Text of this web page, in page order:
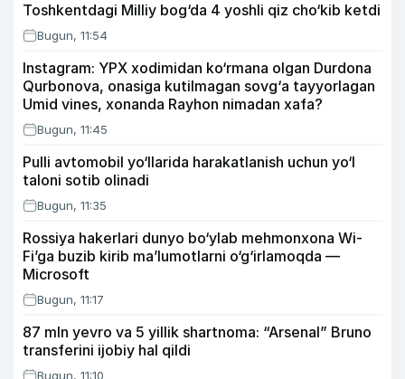
Toshkentdagi Milliy bog‘da 4 yoshli qiz cho‘kib ketdi
Bugun, 11:54
Instagram: YPX xodimidan ko‘rmana olgan Durdona
Qurbonova, onasiga kutilmagan sovg‘a tayyorlagan
Umid vines, xonanda Rayhon nimadan xafa?
Bugun, 11:45
Pulli avtomobil yo‘llarida harakatlanish uchun yo‘l
taloni sotib olinadi
Bugun, 11:35
Rossiya hakerlari dunyo bo‘ylab mehmonxona Wi-
Fi’ga buzib kirib ma’lumotlarni o‘g‘irlamoqda —
Microsoft
Bugun, 11:17
87 mln yevro va 5 yillik shartnoma: “Arsenal” Bruno
transferini ijobiy hal qildi
Bugun, 11:10